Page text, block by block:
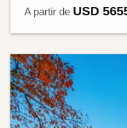
A partir de USD